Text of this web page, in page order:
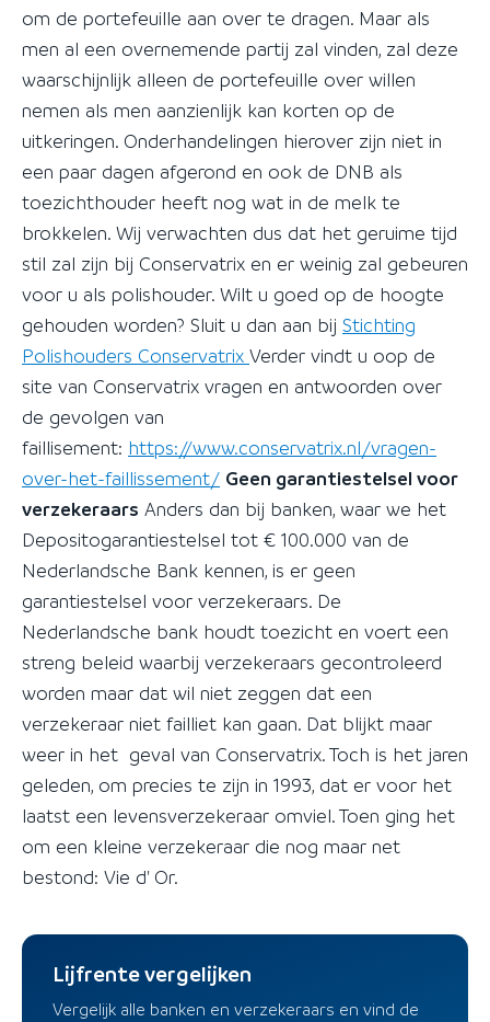
om de portefeuille aan over te dragen. Maar als
men al een overnemende partij zal vinden, zal deze
waarschijnlijk alleen de portefeuille over willen
nemen als men aanzienlijk kan korten op de
uitkeringen. Onderhandelingen hierover zijn niet in
een paar dagen afgerond en ook de DNB als
toezichthouder heeft nog wat in de melk te
brokkelen. Wij verwachten dus dat het geruime tijd
stil zal zijn bij Conservatrix en er weinig zal gebeuren
voor u als polishouder. Wilt u goed op de hoogte
gehouden worden? Sluit u dan aan bij Stichting
Polishouders Conservatrix Verder vindt u oop de
site van Conservatrix vragen en antwoorden over
de gevolgen van
faillisement: https://www.conservatrix.nl/vragen-
over-het-faillissement/ Geen garantiestelsel voor
verzekeraars Anders dan bij banken, waar we het
Depositogarantiestelsel tot € 100.000 van de
Nederlandsche Bank kennen, is er geen
garantiestelsel voor verzekeraars. De
Nederlandsche bank houdt toezicht en voert een
streng beleid waarbij verzekeraars gecontroleerd
worden maar dat wil niet zeggen dat een
verzekeraar niet failliet kan gaan. Dat blijkt maar
weer in het geval van Conservatrix. Toch is het jaren
geleden, om precies te zijn in 1993, dat er voor het
laatst een levensverzekeraar omviel. Toen ging het
om een kleine verzekeraar die nog maar net
bestond: Vie d' Or.
Lijfrente vergelijken
Vergelijk alle banken en verzekeraars en vind de